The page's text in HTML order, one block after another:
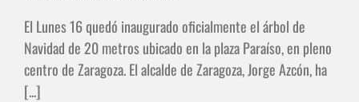
El Lunes 16 quedó inaugurado oficialmente el árbol de
Navidad de 20 metros ubicado en la plaza Paraíso, en pleno
centro de Zaragoza. El alcalde de Zaragoza, Jorge Azcón, ha
[...]